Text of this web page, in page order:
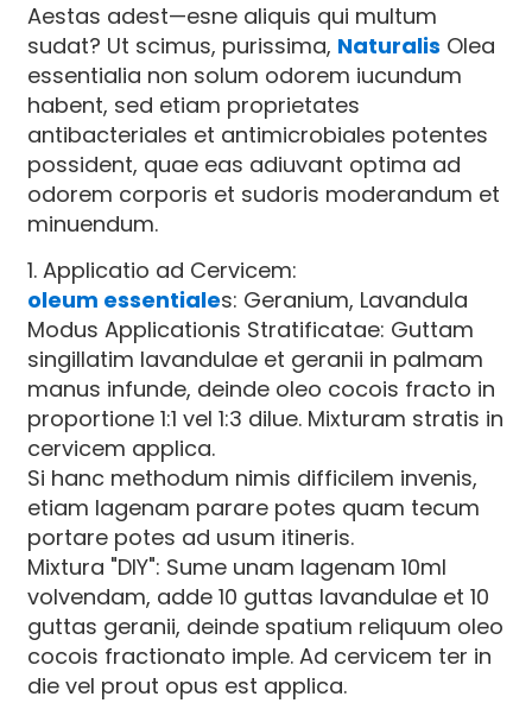
Aestas adest—esne aliquis qui multum
sudat? Ut scimus, purissima, Naturalis Olea
essentialia non solum odorem iucundum
habent, sed etiam proprietates
antibacteriales et antimicrobiales potentes
possident, quae eas adiuvant optima ad
odorem corporis et sudoris moderandum et
minuendum.
1. Applicatio ad Cervicem:
oleum essentiales: Geranium, Lavandula
Modus Applicationis Stratificatae: Guttam
singillatim lavandulae et geranii in palmam
manus infunde, deinde oleo cocois fracto in
proportione 1:1 vel 1:3 dilue. Mixturam stratis in
cervicem applica.
Si hanc methodum nimis difficilem invenis,
etiam lagenam parare potes quam tecum
portare potes ad usum itineris.
Mixtura "DIY": Sume unam lagenam 10ml
volvendam, adde 10 guttas lavandulae et 10
guttas geranii, deinde spatium reliquum oleo
cocois fractionato imple. Ad cervicem ter in
die vel prout opus est applica.